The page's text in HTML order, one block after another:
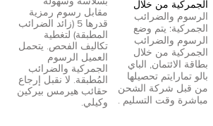
الجمركية من خلال
الرسوم والضرائب
الجمركية: يتم وضع
الرسوم والضرائب
الجمركية من خلال
بطاقة الائتمان,
الباي
بالو تمارا يتم تحصيلها
من قبل شركة الشحن
مباشرة وقت التسليم .
مقابل رسوم رمزية
قدرها 5 (زائد الضرائب
المطبقة) لتغطية
تكاليف الفحص. يتحمل
العميل الرسوم
الجمركية والضرائب
المُطبقة. لا نقبل إرجاع
حقائب هيرمس بيركين
وكيلي.